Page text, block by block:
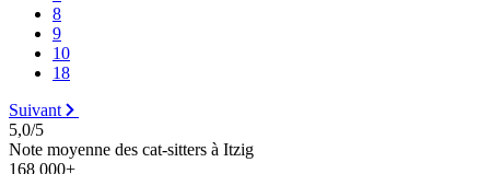
8
9
10
18
Suivant
5,0/5
Note moyenne des cat-sitters à Itzig
168 000+